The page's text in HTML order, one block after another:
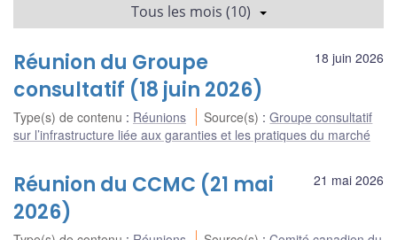
Tous les mois (10)
18 juin 2026
Réunion du Groupe
consultatif (18 juin 2026)
Type(s) de contenu : Réunions Source(s) :Groupe consultatif
sur l’infrastructure liée aux garanties et les pratiques du marché
21 mai 2026
Réunion du CCMC (21 mai
2026)